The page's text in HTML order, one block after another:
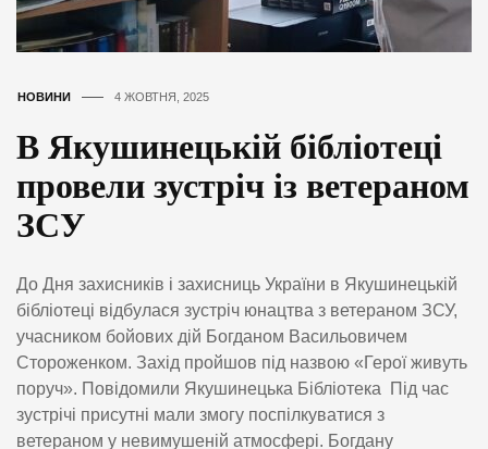
НОВИНИ 4 ЖОВТНЯ, 2025
В Якушинецькій бібліотеці
провели зустріч із ветераном
ЗСУ
До Дня захисників і захисниць України в Якушинецькій
бібліотеці відбулася зустріч юнацтва з ветераном ЗСУ,
учасником бойових дій Богданом Васильовичем
Стороженком. Захід пройшов під назвою «Герої живуть
поруч». Повідомили Якушинецька Бібліотека Під час
зустрічі присутні мали змогу поспілкуватися з
ветераном у невимушеній атмосфері. Богдану